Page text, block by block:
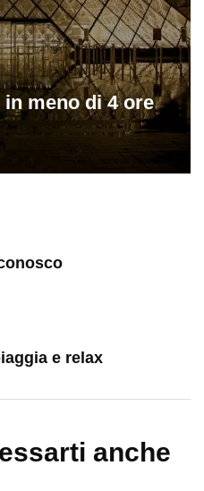
meno di 4 ore
e relax
anche